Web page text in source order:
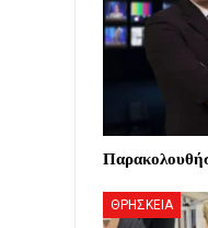
ΘΡΗΣΚΕΙΑ